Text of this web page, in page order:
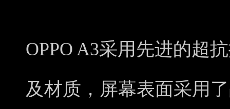
OPPO A3采用先进的超
及材质，屏幕表面采用